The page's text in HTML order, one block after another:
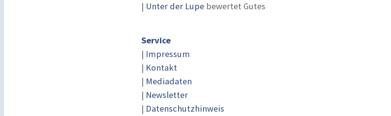
| Unter der Lupe bewertet Gutes
Service
| Impressum
| Kontakt
| Mediadaten
| Newsletter
| Datenschutzhinweis